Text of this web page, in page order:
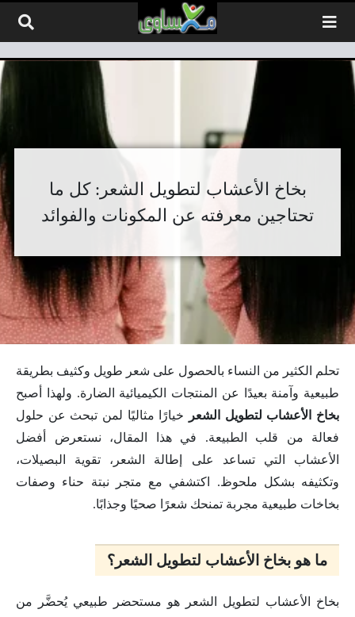
بخاخ الأعشاب لتطويل الشعر: كل ما
تحتاجين معرفته عن المكونات والفوائد
تحلم الكثير من النساء بالحصول على شعر طويل وكثيف بطريقة
طبيعية وآمنة بعيدًا عن المنتجات الكيميائية الضارة. ولهذا أصبح
بخاخ الأعشاب لتطويل الشعر
خيارًا مثاليًا لمن تبحث عن حلول
فعالة من قلب الطبيعة. في هذا المقال، نستعرض أفضل
الأعشاب التي تساعد على إطالة الشعر، تقوية البصيلات،
وتكثيفه بشكل ملحوظ. اكتشفي مع متجر نبتة حناء وصفات
بخاخات طبيعية مجربة تمنحك شعرًا صحيًا وجذابًا.
ما هو بخاخ الأعشاب لتطويل الشعر؟
بخاخ الأعشاب لتطويل الشعر هو مستحضر طبيعي يُحضَّر من